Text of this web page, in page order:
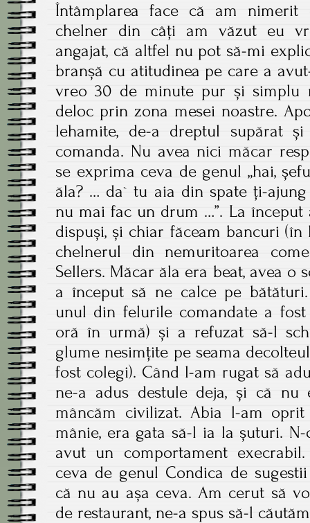
Întâmplarea face că am
chelner din câți am văzut eu
angajat, că altfel nu pot să-mi
branșă cu atitudinea pe care a
vreo 30 de minute pur și simplu
deloc prin zona mesei noastre.
lehamite, de-a dreptul supărat
comanda. Nu avea nici măcar
se exprima ceva de genul „hai,
ăla? … da` tu aia din spate ți-
nu mai fac un drum …”. La
dispuși, și chiar făceam bancuri
chelnerul din nemuritoarea
Sellers. Măcar ăla era beat, avea o
a început să ne calce pe
unul din felurile comandate a
oră în urmă) și a refuzat să-l
glume nesimțite pe seama
fost colegi). Când l-am rugat să
ne-a adus destule deja, și că
mâncăm civilizat. Abia l-am
mânie, era gata să-l ia la șuturi.
avut un comportament
ceva de genul Condica de
că nu au așa ceva. Am cerut să
de restaurant, ne-a spus să-l